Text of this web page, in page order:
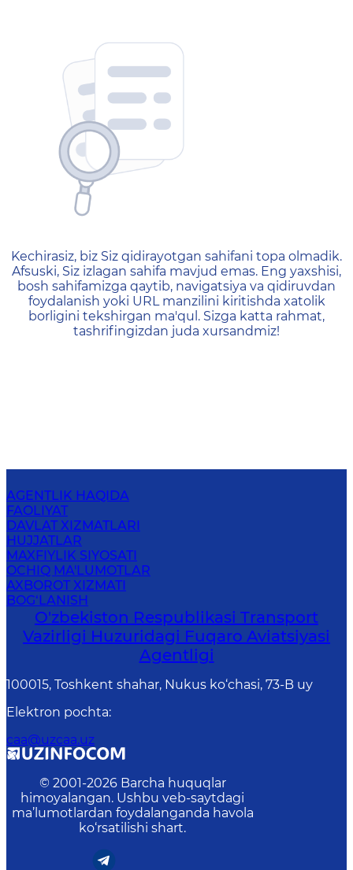
404 — Страница не
Kechirasiz, biz Siz qidirayotgan sahifani topa olmadik.
Afsuski, Siz izlagan sahifa mavjud emas. Eng yaxshisi,
bosh sahifamizga qaytib, navigatsiya va qidiruvdan
foydalanish yoki URL manzilini kiritishda xatolik
borligini tekshirgan ma'qul. Sizga katta rahmat,
tashrifingizdan juda xursandmiz!
AGENTLIK HAQIDA
FAOLIYAT
DAVLAT XIZMATLARI
HUJJATLAR
MAXFIYLIK SIYOSATI
OCHIQ MA'LUMOTLAR
AXBOROT XIZMATI
BOG‘LANISH
O'zbekiston Respublikasi Transport
Vazirligi Huzuridagi Fuqaro Aviatsiyasi
Agentligi
100015, Toshkent shahar, Nukus ko‘chasi, 73-B uу
Elektron pochta:
caa@uzcaa.uz
© 2001-2026 Barcha huquqlar
himoyalangan. Ushbu veb-saytdagi
ma’lumotlardan foydalanganda havola
ko‘rsatilishi shart.